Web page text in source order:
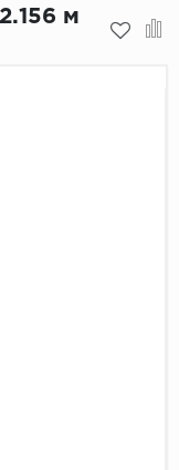
Alpine Floor
м